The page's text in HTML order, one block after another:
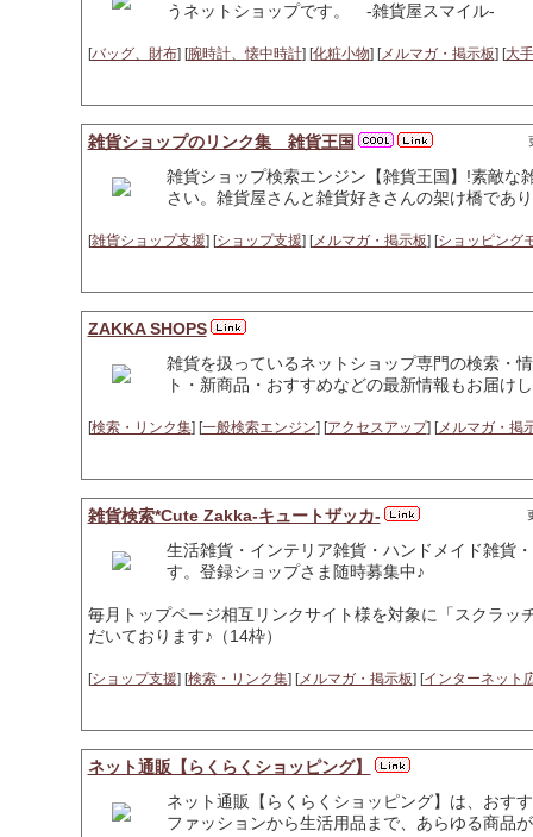
うネットショップです。 -雑貨屋スマイル-
[バッグ、財布] [腕時計、懐中時計] [化粧小物] [メルマガ・掲示板] [大
雑貨ショップのリンク集 雑貨王国
雑貨ショップ検索エンジン【雑貨王国】!素敵な
さい。雑貨屋さんと雑貨好きさんの架け橋であ
[雑貨ショップ支援] [ショップ支援] [メルマガ・掲示板] [ショッピング
ZAKKA SHOPS
雑貨を扱っているネットショップ専門の検索・
ト・新商品・おすすめなどの最新情報もお届け
[検索・リンク集] [一般検索エンジン] [アクセスアップ] [メルマガ・掲
雑貨検索*Cute Zakka-キュートザッカ-
生活雑貨・インテリア雑貨・ハンドメイド雑貨
す。登録ショップさま随時募集中♪
毎月トップページ相互リンクサイト様を対象に「スクラ
だいております♪（14枠）
[ショップ支援] [検索・リンク集] [メルマガ・掲示板] [インターネット
ネット通販【らくらくショッピング】
ネット通販【らくらくショッピング】は、おす
ファッションから生活用品まで、あらゆる商品